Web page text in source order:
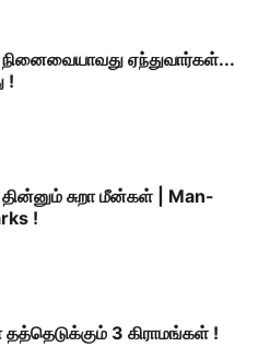
நினைவையாவது ஏந்துவார்கள்...
!
சுறா மீன்கள் | Man-
!
தத்தெடுக்கும் 3 கிராமங்கள் !